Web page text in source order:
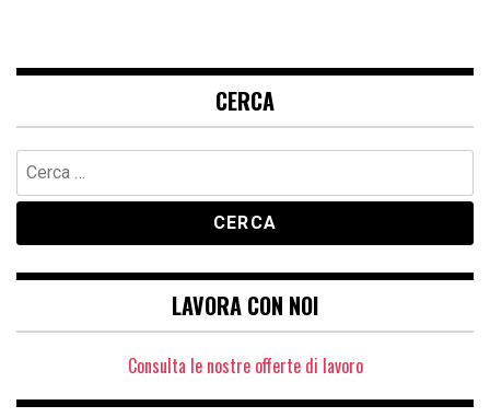
CERCA
Ricerca
per:
LAVORA CON NOI
Consulta le nostre offerte di lavoro